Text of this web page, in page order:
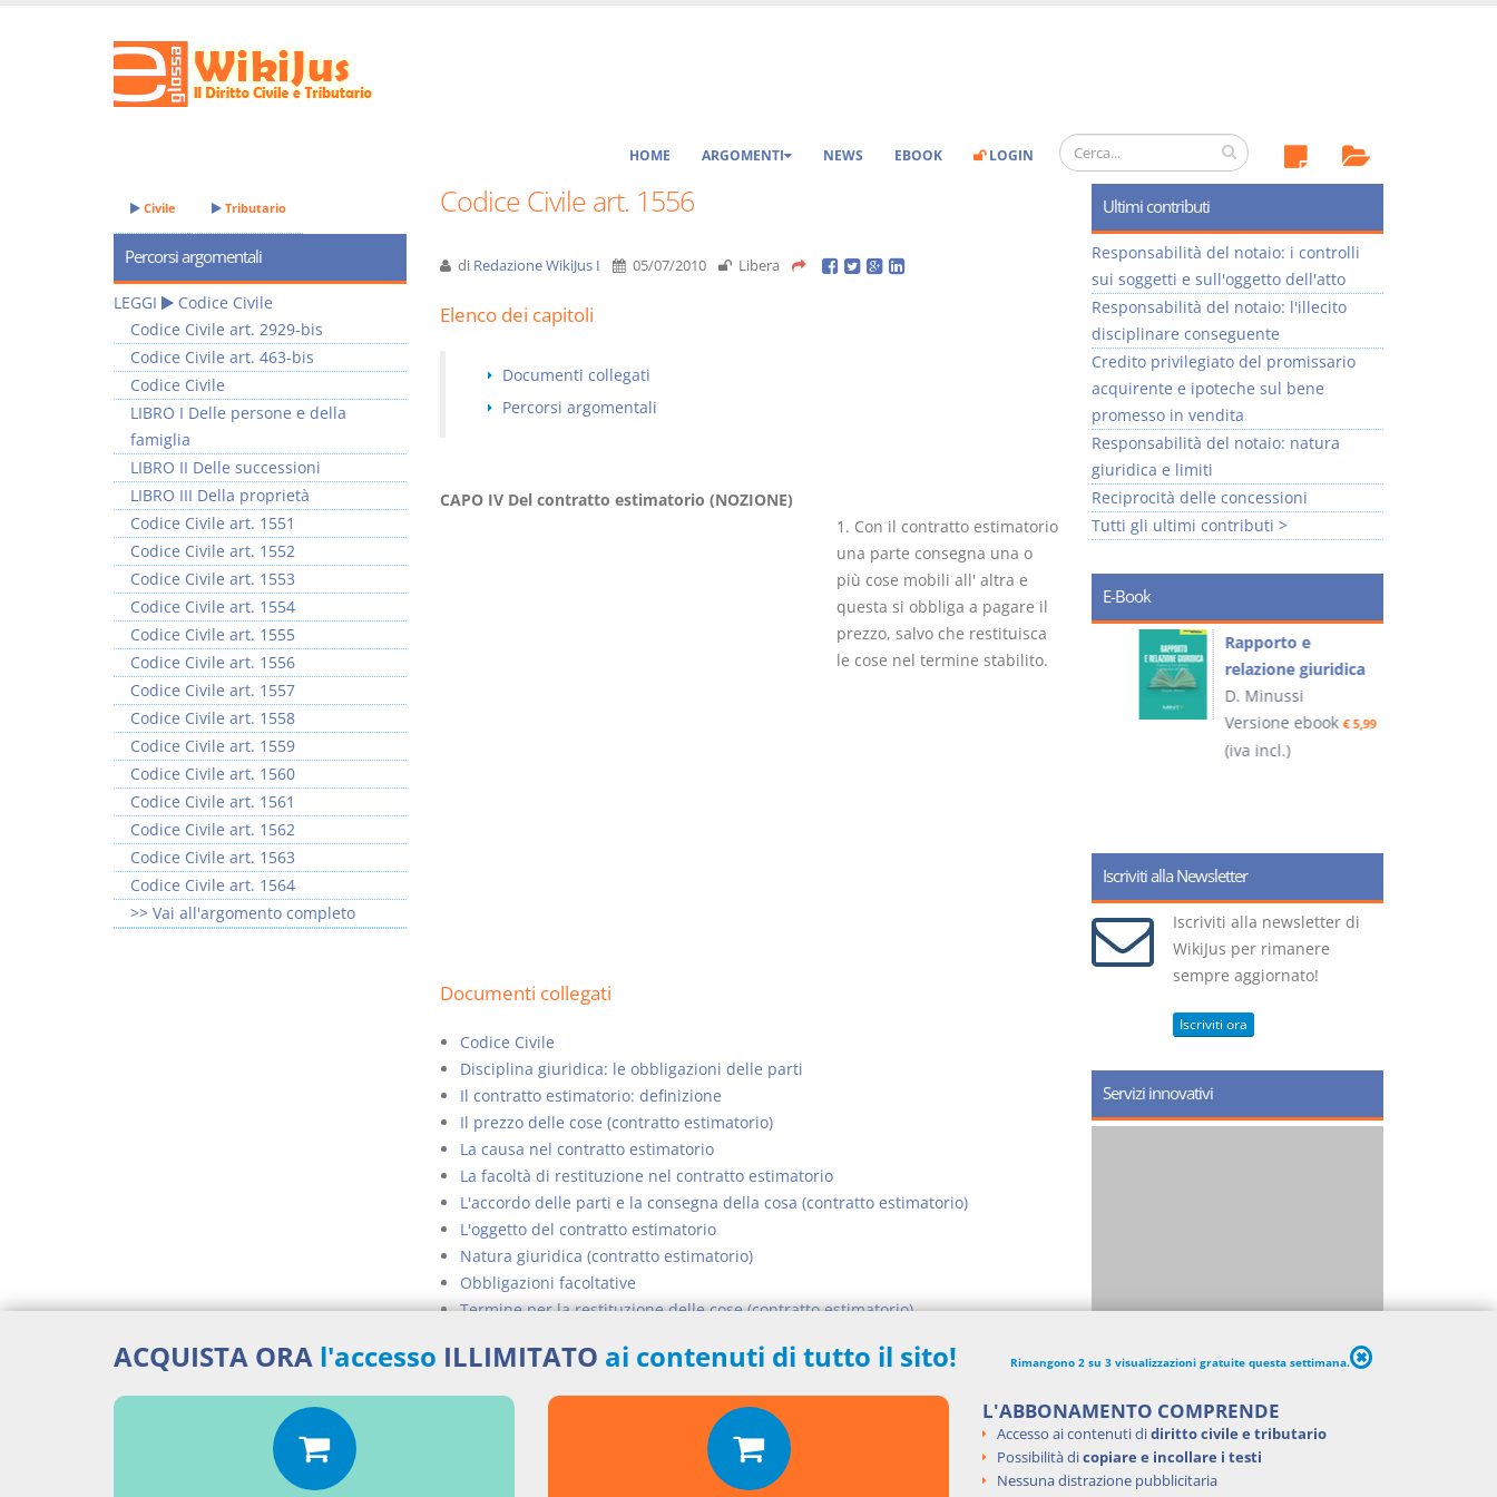
HOME ARGOMENTI NEWS EBOOK LOGIN
Codice Civile art. 1556
di Redazione WikiJus I 05/07/2010 Libera
Elenco dei capitoli
Documenti collegati
Percorsi argomentali
CAPO IV Del contratto estimatorio (NOZIONE)
1. Con il contratto estimatorio
una parte consegna una o
più cose mobili all' altra e
questa si obbliga a pagare il
prezzo, salvo che restituisca
le cose nel termine stabilito.
Documenti collegati
Codice Civile
Disciplina giuridica: le obbligazioni delle parti
Il contratto estimatorio: definizione
Il prezzo delle cose (contratto estimatorio)
La causa nel contratto estimatorio
La facoltà di restituzione nel contratto estimatorio
L'accordo delle parti e la consegna della cosa (contratto estimatorio)
L'oggetto del contratto estimatorio
Natura giuridica (contratto estimatorio)
Obbligazioni facoltative
Termine per la restituzione delle cose (contratto estimatorio)
Percorsi argomentali
LEGGI Codice Civile
Civile Tributario
Percorsi argomentali
LEGGI
Codice Civile
Codice Civile art. 2929-bis
Codice Civile art. 463-bis
Codice Civile
LIBRO I Delle persone e della
famiglia
LIBRO II Delle successioni
LIBRO III Della proprietà
Codice Civile art. 1551
Codice Civile art. 1552
Codice Civile art. 1553
Codice Civile art. 1554
Codice Civile art. 1555
Codice Civile art. 1556
Codice Civile art. 1557
Codice Civile art. 1558
Codice Civile art. 1559
Codice Civile art. 1560
Codice Civile art. 1561
Codice Civile art. 1562
Codice Civile art. 1563
Codice Civile art. 1564
>> Vai all'argomento completo
Ultimi contributi
Responsabilità del notaio: i controlli
sui soggetti e sull'oggetto dell'atto
Responsabilità del notaio: l'illecito
disciplinare conseguente
Credito privilegiato del promissario
acquirente e ipoteche sul bene
promesso in vendita
Responsabilità del notaio: natura
giuridica e limiti
Reciprocità delle concessioni
Tutti gli ultimi contributi >
E-Book
Prescrizione e
decadenza
Rapporto e
relazione giuridica
D. Minussi
Versione ebook€ 5,99
(iva incl.)
Iscriviti alla Newsletter
Iscriviti alla newsletter di
WikiJus per rimanere
sempre aggiornato!
Iscriviti ora
Servizi innovativi
ACQUISTA ORA l'accesso ILLIMITATO ai contenuti di tutto il sito! Rimangono 2 su 3 visualizzazioni gratuite questa settimana.
L'ABBONAMENTO COMPRENDE
Accesso ai contenuti didiritto civile e tributario
Possibilità dicopiare e incollare i testi
Nessuna distrazione pubblicitaria